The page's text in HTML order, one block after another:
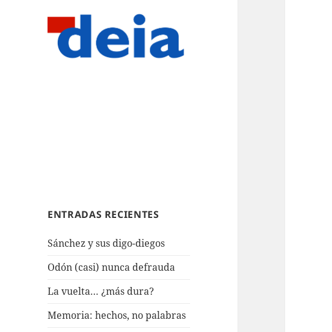
ENTRADAS RECIENTES
Sánchez y sus digo-diegos
Odón (casi) nunca defrauda
La vuelta… ¿más dura?
Memoria: hechos, no palabras